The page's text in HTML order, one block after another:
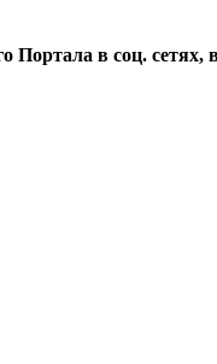
Портала в соц. сетях,